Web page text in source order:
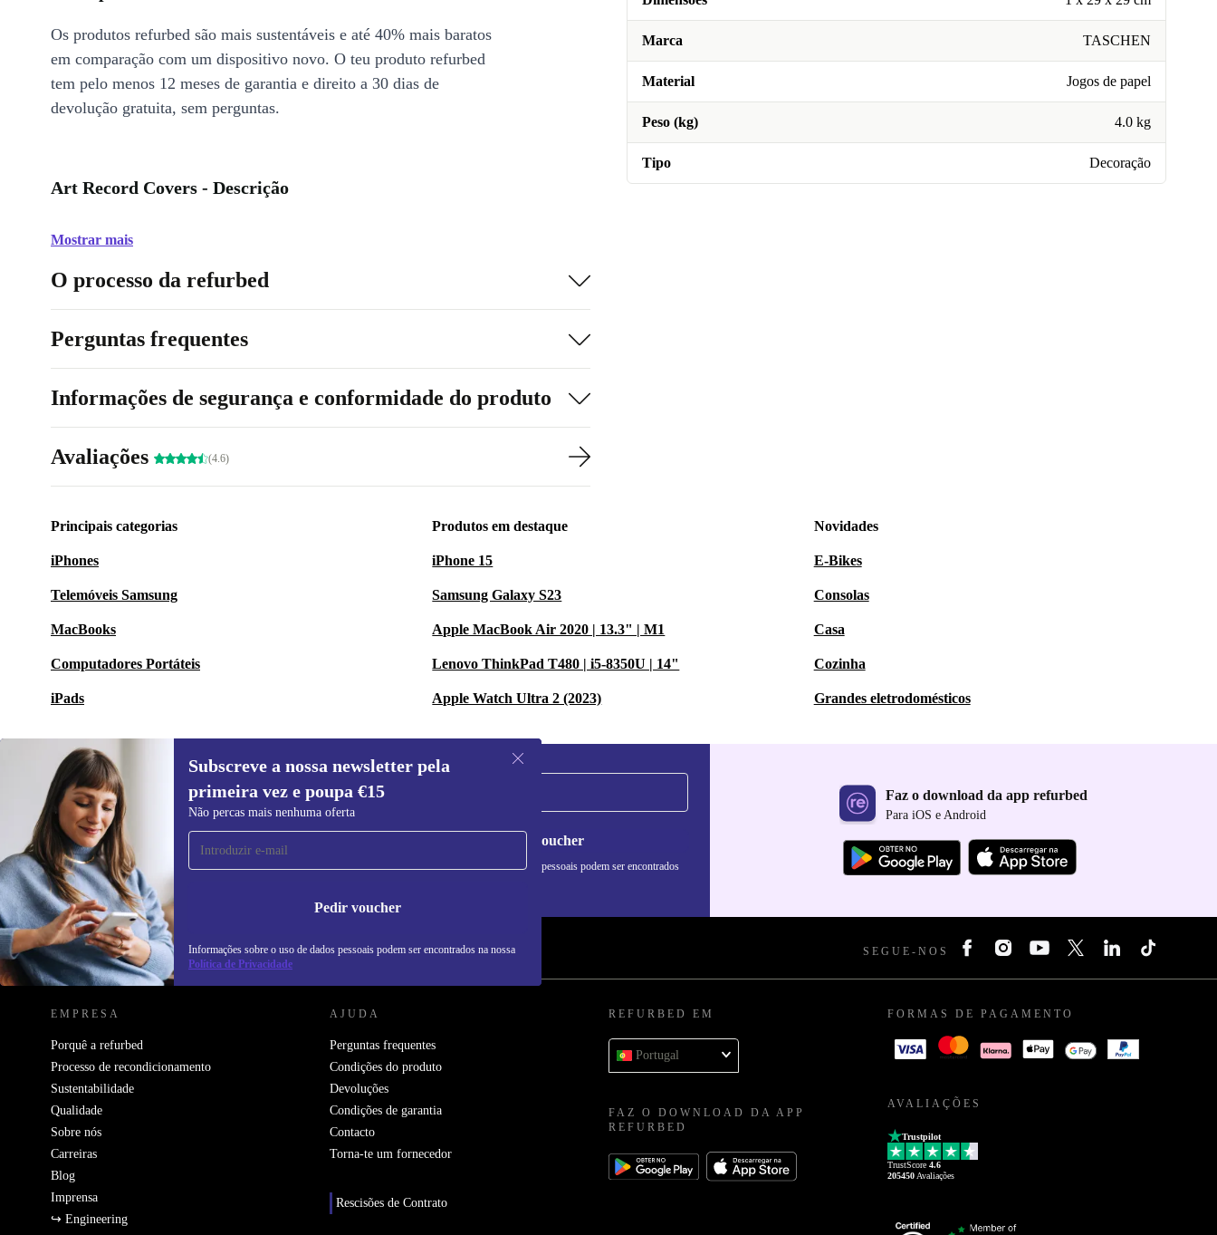
Marca TASCHEN
Material Jogos de papel
Peso (kg) 4.0 kg
Tipo Decoração
Os produtos refurbed são mais sustentáveis e até 40% mais baratos
em comparação com um dispositivo novo. O teu produto refurbed
tem pelo menos 12 meses de garantia e direito a 30 dias de
devolução gratuita, sem perguntas.
Art Record Covers - Descrição
Mostrar mais
O processo da refurbed
Perguntas frequentes
Informações de segurança e conformidade do produto
Avaliações (4.6)
Principais categorias
iPhones
Telemóveis Samsung
MacBooks
Computadores Portáteis
iPads
Produtos em destaque
iPhone 15
Samsung Galaxy S23
Apple MacBook Air 2020 | 13.3" | M1
Lenovo ThinkPad T480 | i5-8350U | 14"
Apple Watch Ultra 2 (2023)
Novidades
E-Bikes
Consolas
Casa
Cozinha
Grandes eletrodomésticos
Subscreve a nossa newsletter pela
primeira vez e poupa €15
Não percas mais nenhuma oferta
Pedir voucher
Informações sobre o uso de dados pessoais podem ser encontrados na nossa
Política de Privacidade
Subscreve a nossa newsletter pela
primeira vez e poupa 15€!
Não percas mais nenhuma oferta.
Pedir voucher
Informações sobre o uso de dados pessoais podem ser encontrados
Faz o download da app refurbed
Para iOS e Android
REFURBED PORTUGAL - RETHINK NEW. SEGUE-NOS
EMPRESA
Porquê a refurbed
Processo de recondicionamento
Sustentabilidade
Qualidade
Sobre nós
Carreiras
Blog
Imprensa
↪ Engineering
AJUDA
Perguntas frequentes
Condições do produto
Devoluções
Condições de garantia
Contacto
Torna-te um fornecedor
Rescisões de Contrato
REFURBED EM
Portugal
FAZ O DOWNLOAD DA APP
REFURBED
FORMAS DE PAGAMENTO
AVALIAÇÕES
Trustpilot
TrustScore 4.6
205450 Avaliações